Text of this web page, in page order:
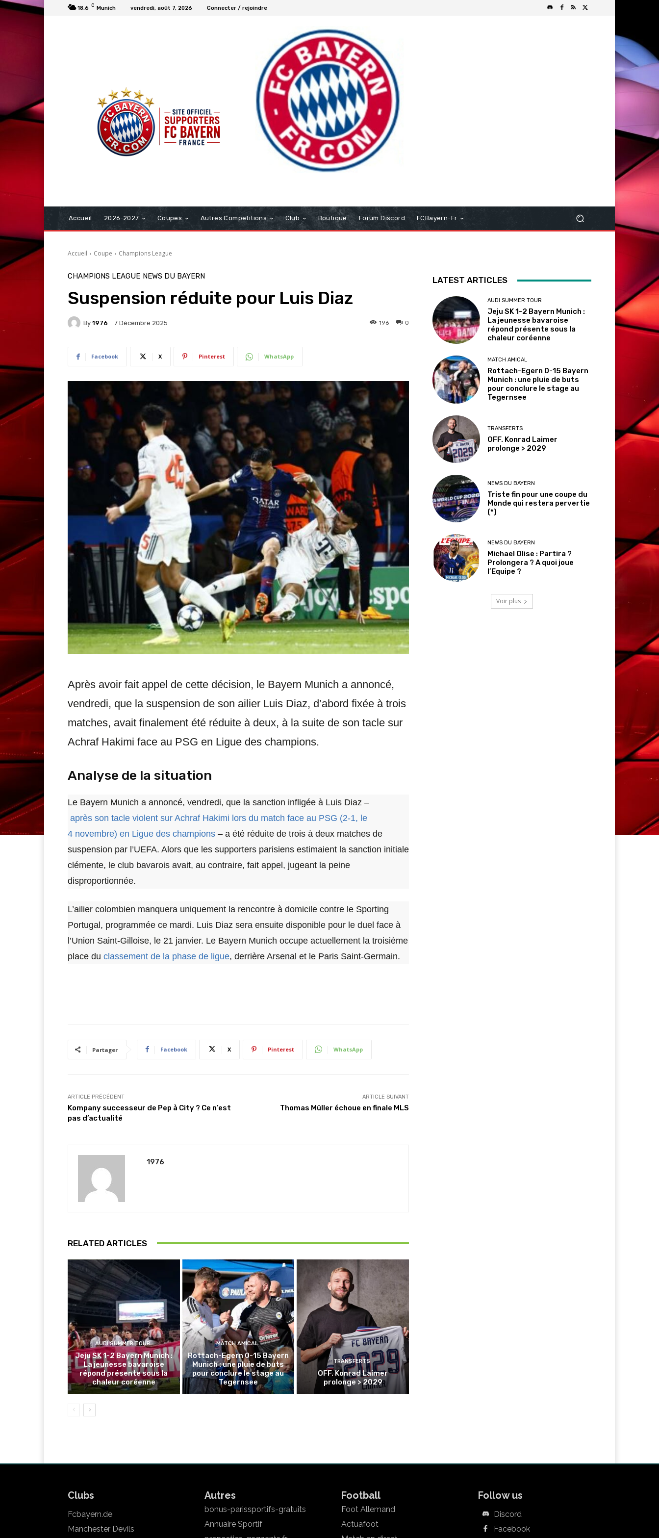
18.6 C Munich vendredi, août 7, 2026 Connecter / rejoindre
Accueil 2026-2027 Coupes Autres Competitions Club Boutique Forum Discord FCBayern-Fr
Accueil Coupe Champions League
CHAMPIONS LEAGUE NEWS DU BAYERN
Suspension réduite pour Luis Diaz
By 1976 7 Décembre 2025 0
196
Facebook X Pinterest WhatsApp
Après avoir fait appel de cette décision, le Bayern Munich a annoncé,
vendredi, que la suspension de son ailier Luis Diaz, d’abord fixée à trois
matches, avait finalement été réduite à deux, à la suite de son tacle sur
Achraf Hakimi face au PSG en Ligue des champions.
Analyse de la situation
Le Bayern Munich a annoncé, vendredi, que la sanction infligée à Luis Diaz –
après son tacle violent sur Achraf Hakimi lors du match face au PSG (2-1, le
4 novembre) en Ligue des champions – a été réduite de trois à deux matches de
suspension par l’UEFA. Alors que les supporters parisiens estimaient la sanction initiale
clémente, le club bavarois avait, au contraire, fait appel, jugeant la peine
disproportionnée.
L’ailier colombien manquera uniquement la rencontre à domicile contre le Sporting
Portugal, programmée ce mardi. Luis Diaz sera ensuite disponible pour le duel face à
l’Union Saint-Gilloise, le 21 janvier. Le Bayern Munich occupe actuellement la troisième
place du classement de la phase de ligue, derrière Arsenal et le Paris Saint-Germain.
Partager Facebook X Pinterest WhatsApp
ARTICLE PRÉCÉDENT
Kompany successeur de Pep à City ? Ce n’est
pas d’actualité
ARTICLE SUIVANT
Thomas Müller échoue en finale MLS
1976
RELATED ARTICLES
AUDI SUMMER TOUR
Jeju SK 1-2 Bayern Munich :
La jeunesse bavaroise
répond présente sous la
chaleur coréenne
MATCH AMICAL
Rottach-Egern 0-15 Bayern
Munich : une pluie de buts
pour conclure le stage au
Tegernsee
TRANSFERTS
OFF. Konrad Laimer
prolonge > 2029
LATEST ARTICLES
AUDI SUMMER TOUR
Jeju SK 1-2 Bayern Munich :
La jeunesse bavaroise
répond présente sous la
chaleur coréenne
MATCH AMICAL
Rottach-Egern 0-15 Bayern
Munich : une pluie de buts
pour conclure le stage au
Tegernsee
TRANSFERTS
OFF. Konrad Laimer
prolonge > 2029
NEWS DU BAYERN
Triste fin pour une coupe du
Monde qui restera pervertie
(*)
NEWS DU BAYERN
Michael Olise : Partira ?
Prolongera ? A quoi joue
l’Equipe ?
Voir plus
Clubs
Fcbayern.de
Manchester Devils
Autres
bonus-parissportifs-gratuits
Annuaire Sportif
Football
Foot Allemand
Actuafoot
Follow us
Discord
Facebook